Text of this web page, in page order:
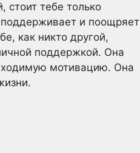
стоит тебе только
поддерживает и поощряет
как никто другой,
поддержкой. Она
мотивацию. Она